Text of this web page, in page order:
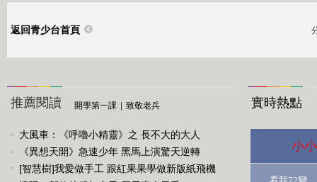
返回青少台首頁
推薦閱讀 開學第一課 | 致敬老兵
大風車：《呼嚕小精靈》之 長不大的大人
《異想天開》急速少年 黑馬上演驚天逆轉
[智慧樹]我愛做手工 跟紅果果學做新版紙飛機
實時熱點
小